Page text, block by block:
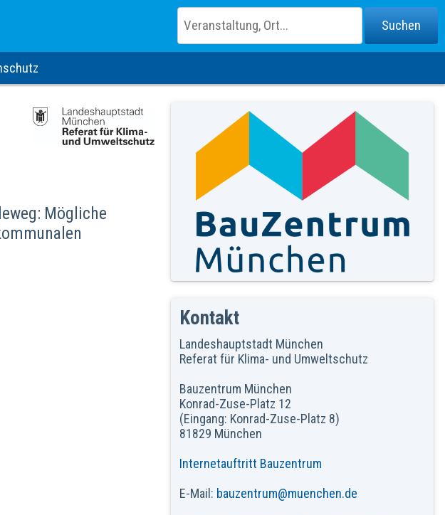
Mögliche
Kontakt
Landeshauptstadt München
Referat für Klima- und Umweltschutz
Bauzentrum München
Konrad-Zuse-Platz 12
(Eingang: Konrad-Zuse-Platz 8)
81829 München
Internetauftritt Bauzentrum
E-Mail: bauzentrum@muenchen.de